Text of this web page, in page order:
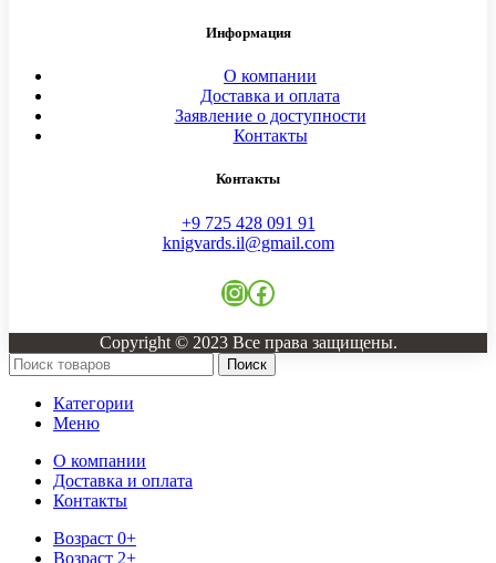
Информация
О компании
Доставка и оплата
Заявление о доступности
Контакты
Контакты
+9 725 428 091 91
knigvards.il@gmail.com
Instagram
Facebook
Copyright © 2023 Все права защищены.
Поиск
Категории
Меню
О компании
Доставка и оплата
Контакты
Возраст 0+
Возраст 2+